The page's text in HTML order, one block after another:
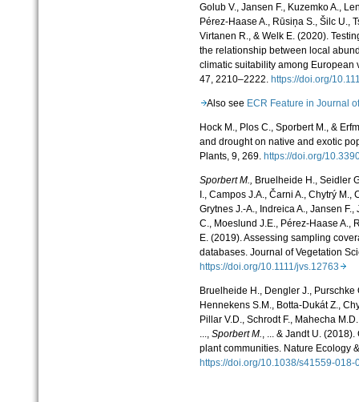
Golub V., Jansen F., Kuzemko A.,
Pérez-Haase A., Rūsiņa S., Šilc U.,
Virtanen R., & Welk E. (2020).
the relationship between local
climatic suitability among European
47, 2210–2222. https://doi.org/
Also see ECR Feature in Journal
Hock M., Plos C., Sporbert M.
&
and drought on native and exotic
Plants, 9, 269. https://doi.org/
Sporbert M.,
Bruelheide H., Seidler
I., Campos J.A., Čarni A., Chytrý M.,
Grytnes J.-A., Indreica A., Jansen
C., Moeslund J.E., Pérez-Haase A.,
E. (2019). Assessing sampling
databases. Journal of Vegetation
https://doi.org/10.1111/jvs.12763
Bruelheide H., Dengler J., Purschke
Hennekens S.M., Botta-Dukát Z.,
Pillar V.D., Schrodt F., Mahecha
Sporbert M.
, ... & Jandt U.
plant communities. Nature Ecology
https://doi.org/10.1038/s41559-